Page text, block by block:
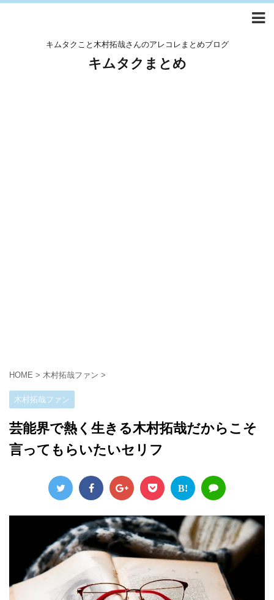
キムタクこと木村拓哉さんのアレコレまとめブログ
キムタクまとめ
HOME > 木村拓哉ファン >
木村拓哉ファン
芸能界で熱く生きる木村拓哉だからこそ
言ってもらいたいセリフ
B!